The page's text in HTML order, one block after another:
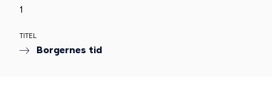
1
TITEL
Borgernes tid